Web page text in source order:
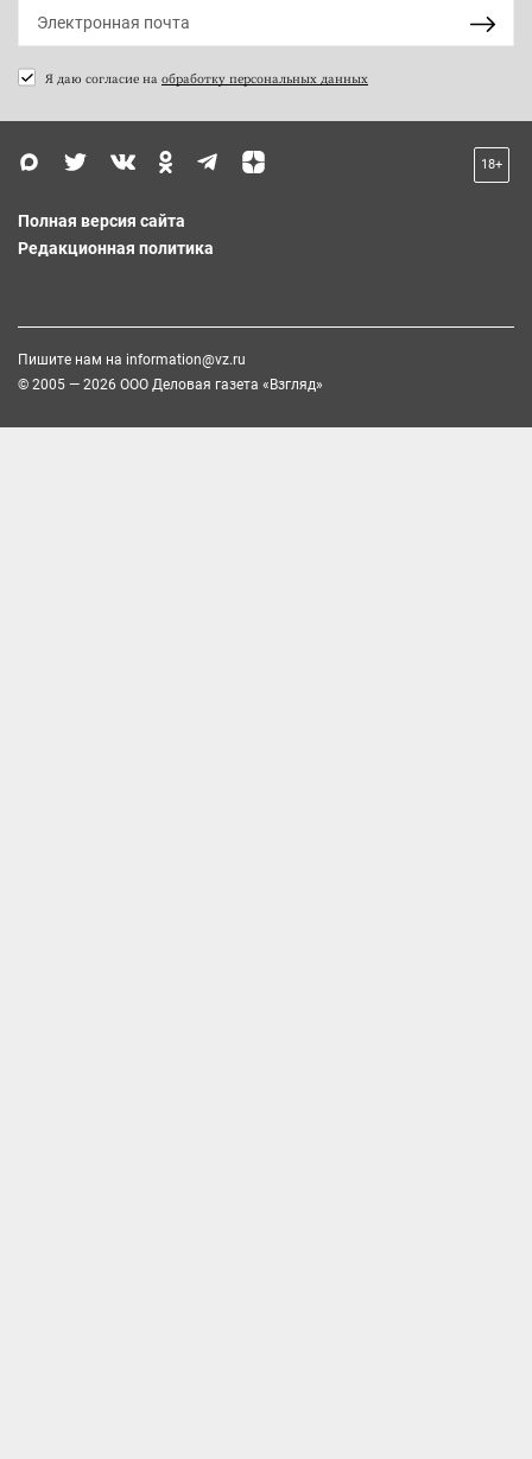
Я даю согласие на обработку персональных данных
18+
Полная версия сайта
Редакционная политика
Пишите нам на information@vz.ru
© 2005 — 2026 ООО Деловая газета «Взгляд»